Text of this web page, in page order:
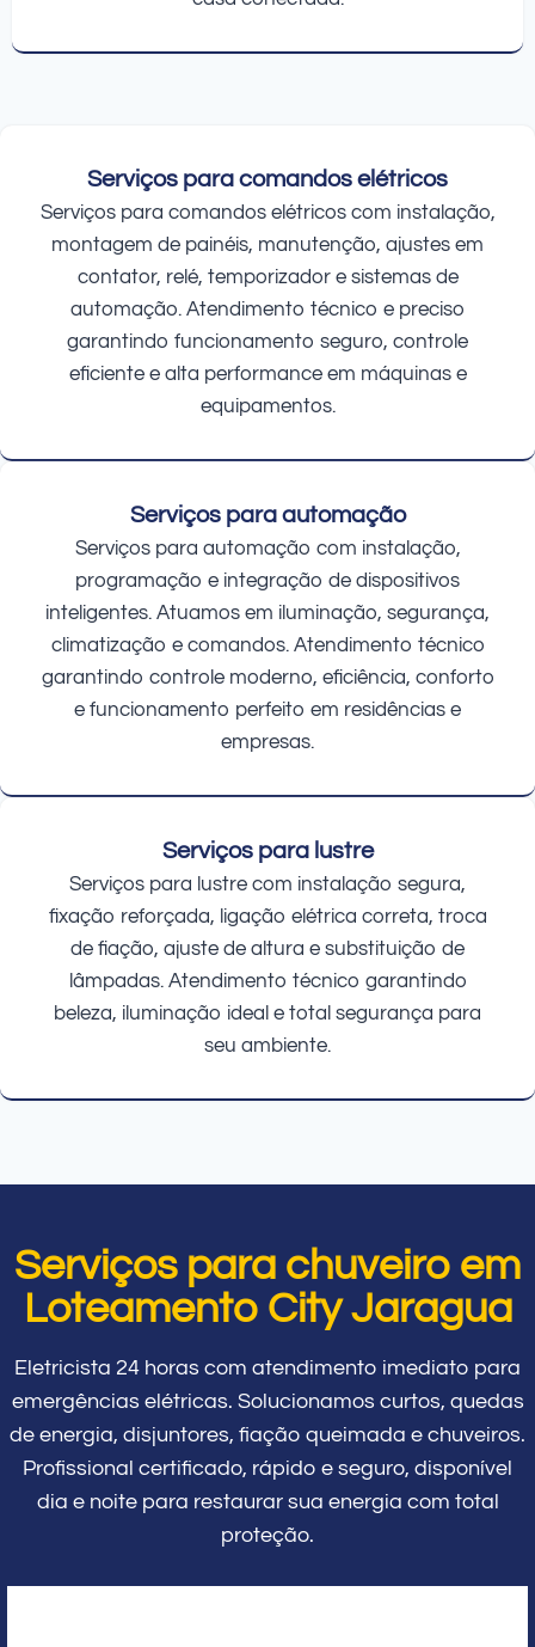
Serviços para comandos elétricos
Serviços para comandos elétricos com instalação,
montagem de painéis, manutenção, ajustes em
contator, relé, temporizador e sistemas de
automação. Atendimento técnico e preciso
garantindo funcionamento seguro, controle
eficiente e alta performance em máquinas e
equipamentos.
Serviços para automação
Serviços para automação com instalação,
programação e integração de dispositivos
inteligentes. Atuamos em iluminação, segurança,
climatização e comandos. Atendimento técnico
garantindo controle moderno, eficiência, conforto
e funcionamento perfeito em residências e
empresas.
Serviços para lustre
Serviços para lustre com instalação segura,
fixação reforçada, ligação elétrica correta, troca
de fiação, ajuste de altura e substituição de
lâmpadas. Atendimento técnico garantindo
beleza, iluminação ideal e total segurança para
seu ambiente.
Serviços para chuveiro em
Loteamento City Jaragua
Eletricista 24 horas com atendimento imediato para
emergências elétricas. Solucionamos curtos, quedas
de energia, disjuntores, fiação queimada e chuveiros.
Profissional certificado, rápido e seguro, disponível
dia e noite para restaurar sua energia com total
proteção.